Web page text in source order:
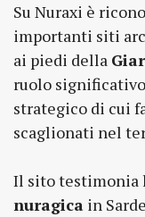
Su Nuraxi è
importanti siti
ai piedi della
ruolo
strategico di cui
scaglionati nel
Il sito testimonia
nuragica in